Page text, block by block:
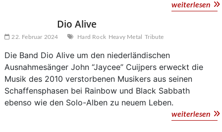
weiterlesen
Dio Alive
22. Februar 2024 Hard Rock Heavy Metal Tribute
Die Band Dio Alive um den niederländischen
Ausnahmesänger John “Jaycee” Cuijpers erweckt die
Musik des 2010 verstorbenen Musikers aus seinen
Schaffensphasen bei Rainbow und Black Sabbath
ebenso wie den Solo-Alben zu neuem Leben.
weiterlesen Dio